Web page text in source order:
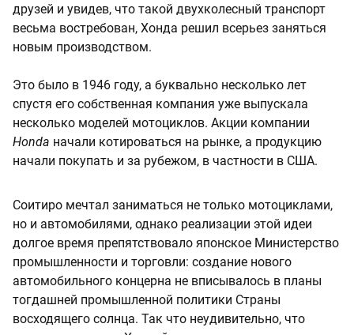
друзей и увидев, что такой двухколесный транспорт
весьма востребован, Хонда решил всерьез заняться
новым производством.
Это было в 1946 году, а буквально несколько лет
спустя его собственная компания уже выпускала
несколько моделей мотоциклов. Акции компании
Honda начали котироваться на рынке, а продукцию
начали покупать и за рубежом, в частности в США.
Соитиро мечтал заниматься не только мотоциклами,
но и автомобилями, однако реализации этой идеи
долгое время препятствовало японское Министерство
промышленности и торговли: создание нового
автомобильного концерна не вписывалось в планы
тогдашней промышленной политики Страны
восходящего солнца. Так что неудивительно, что